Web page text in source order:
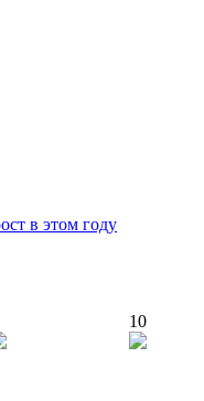
в этом году
10